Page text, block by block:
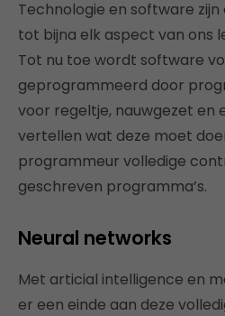
Technologie en software
tot bijna elk aspect van ons
Tot nu toe wordt software
geprogrammeerd door
voor regeltje, nauwgezet en
vertellen wat deze moet
programmeur volledige
geschreven programma’s.
Neural networks
Met articial intelligence en
er een einde aan deze